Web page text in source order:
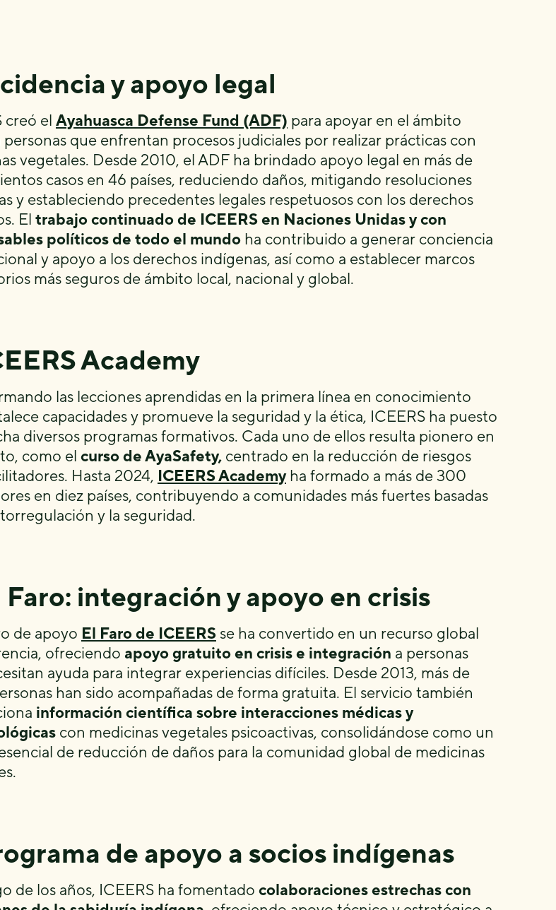
y apoyo legal
creó el Ayahuasca Defense Fund (ADF) para apoyar en el ámbito
personas que enfrentan procesos judiciales por realizar prácticas con
vegetales. Desde 2010, el ADF ha brindado apoyo legal en más de
casos en 46 países, reduciendo daños, mitigando resoluciones
y estableciendo precedentes legales respetuosos con los derechos
El trabajo continuado de ICEERS en Naciones Unidas y con
políticos de todo el mundoha contribuido a generar conciencia
y apoyo a los derechos indígenas, así como a establecer marcos
más seguros de ámbito local, nacional y global.
Academy
las lecciones aprendidas en la primera línea en conocimiento
capacidades y promueve la seguridad y la ética, ICEERS ha puesto
diversos programas formativos. Cada uno de ellos resulta pionero en
como el curso de AyaSafety,centrado en la reducción de riesgos
Hasta 2024, ICEERS Academyha formado a más de 300
en diez países, contribuyendo a comunidades más fuertes basadas
y la seguridad.
Faro: integración y apoyo en crisis
de apoyo El Faro de ICEERSse ha convertido en un recurso global
ofreciendo apoyo gratuito en crisis e integración a personas
ayuda para integrar experiencias difíciles. Desde 2013, más de
han sido acompañadas de forma gratuita. El servicio también
información científica sobre interacciones médicas y
con medicinas vegetales psicoactivas, consolidándose como un
de reducción de daños para la comunidad global de medicinas
de apoyo a socios indígenas
de los años, ICEERS ha fomentado colaboraciones estrechas con